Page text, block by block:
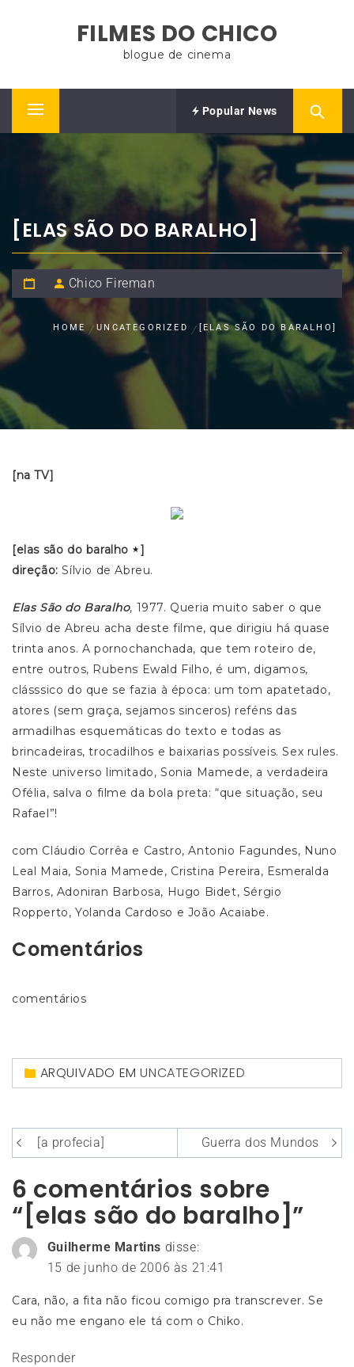
FILMES DO CHICO
blogue de cinema
Primary
Menu
Popular News
[ELAS SÃO DO BARALHO]
Chico Fireman
HOME UNCATEGORIZED [ELAS SÃO DO BARALHO]
[na TV]
[elas são do baralho
]
direção: Sílvio de Abreu.
Elas São do Baralho, 1977. Queria muito saber o que
Sílvio de Abreu acha deste filme, que dirigiu há quase
trinta anos. A pornochanchada, que tem roteiro de,
entre outros, Rubens Ewald Filho, é um, digamos,
clásssico do que se fazia à época: um tom apatetado,
atores (sem graça, sejamos sinceros) reféns das
armadilhas esquemáticas do texto e todas as
brincadeiras, trocadilhos e baixarias possíveis. Sex rules.
Neste universo limitado, Sonia Mamede, a verdadeira
Ofélia, salva o filme da bola preta: “que situação, seu
Rafael”!
com Cláudio Corrêa e Castro, Antonio Fagundes, Nuno
Leal Maia, Sonia Mamede, Cristina Pereira, Esmeralda
Barros, Adoniran Barbosa, Hugo Bidet, Sérgio
Ropperto, Yolanda Cardoso e João Acaiabe.
Comentários
comentários
ARQUIVADO EMUNCATEGORIZED
Navegação
de
Post
[a profecia] Guerra dos Mundos
6 comentários sobre
“[elas são do baralho]”
Guilherme Martins disse:
15 de junho de 2006 às 21:41
Cara, não, a fita não ficou comigo pra transcrever. Se
eu não me engano ele tá com o Chiko.
Responder